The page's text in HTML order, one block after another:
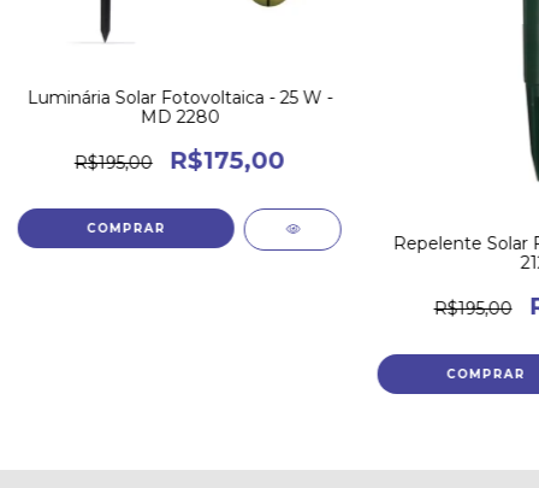
Luminária Solar Fotovoltaica - 25 W -
MD 2280
R$195,00 R$175,00
Repelente Solar
R$195,00